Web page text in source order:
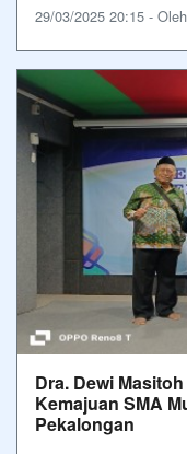
29/03/2025 20:15 -
Dra. Dewi
Kemajuan SMA
Pekalongan